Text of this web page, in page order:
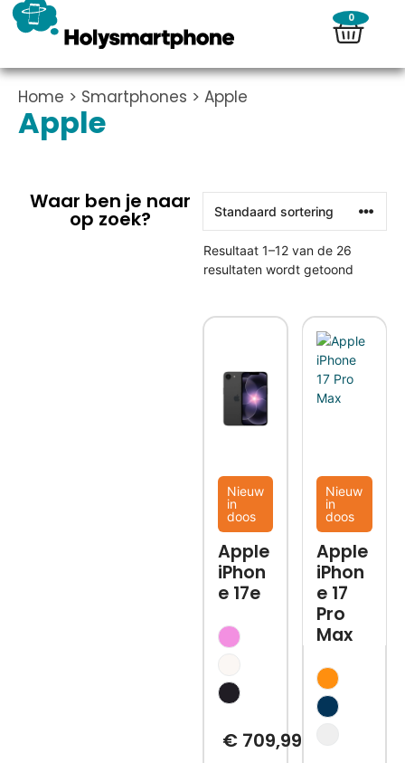
0
Home > Smartphones > Apple
Apple
Waar ben je naar
op zoek?
Resultaat 1–12 van de 26
resultaten wordt getoond
Nieuw
in
doos
Apple
iPhon
e 17e
€709,99
Nieuw
in
doos
Apple
iPhon
e 17
Pro
Max